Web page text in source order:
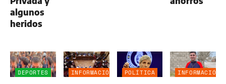
algunos
heridos
DEPORTES
INFORMACIÓN
POLÍTICA
INFORMACIÓN